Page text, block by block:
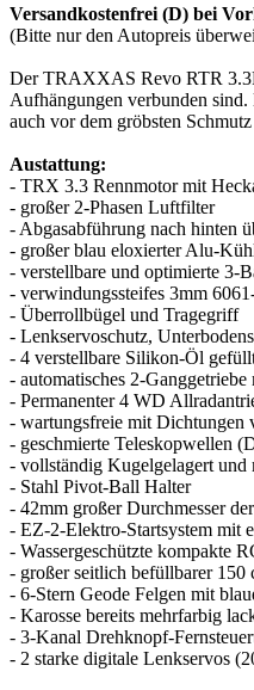
Versandkostenfrei (D) bei
(Bitte nur den Autopreis
Der TRAXXAS Revo RTR
Aufhängungen verbunden
auch vor dem gröbsten
Austattung:
- TRX 3.3 Rennmotor mit
- großer 2-Phasen Luftfilter
- Abgasabführung nach hinten
- großer blau eloxierter Alu-
- verstellbare und optimierte 3-
- verwindungssteifes 3mm
- Überrollbügel und Tragegriff
- Lenkservoschutz,
- 4 verstellbare Silikon-Öl
- automatisches 2-
- Permanenter 4 WD
- wartungsfreie mit Dichtungen
- geschmierte Teleskopwellen
- vollständig Kugelgelagert und
- Stahl Pivot-Ball Halter
- 42mm großer Durchmesser
- EZ-2-Elektro-Startsystem mit
- Wassergeschützte kompakte
- großer seitlich befüllbarer 150
- 6-Stern Geode Felgen mit
- Karosse bereits mehrfarbig
- 3-Kanal Drehknopf-
- 2 starke digitale Lenkservos